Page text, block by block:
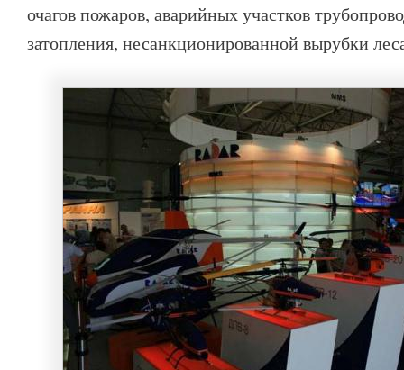
очагов пожаров, аварийных участков
затопления, несанкционированной вырубки